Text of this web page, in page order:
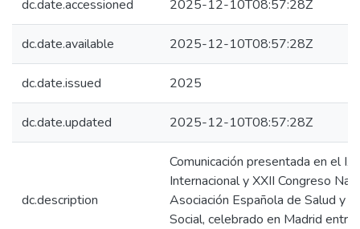
dc.date.accessioned 2025-12-10T08:57:28Z
dc.date.available 2025-12-10T08:57:28Z
dc.date.issued 2025
dc.date.updated 2025-12-10T08:57:28Z
dc.description
Comunicación presentada en el IX
Internacional y XXII Congreso
Asociación Española de Salud y
Social, celebrado en Madrid